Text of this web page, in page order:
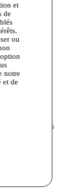
en été ?
et sa
les saisons
pour
évitez le
et repassez à
?
et
de
ou
notre
et de